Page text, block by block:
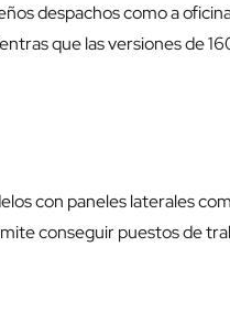
despachos como a
que las versiones de
con paneles laterales
conseguir puestos de